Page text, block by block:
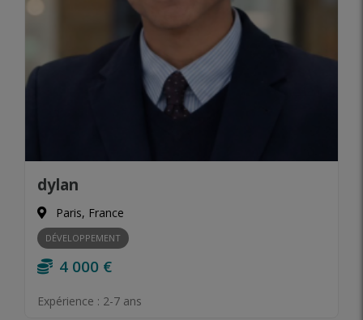
dylan
Paris, France
DÉVELOPPEMENT
4 000 €
Expérience : 2-7 ans